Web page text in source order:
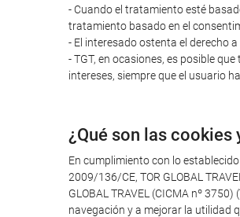
- Cuando el tratamiento esté
tratamiento basado en el
- El interesado ostenta el derecho
- TGT, en ocasiones, es posible
intereses, siempre que el usuario
¿Qué son las
En cumplimiento con lo
2009/136/CE, TOR GLOBAL
GLOBAL TRAVEL (CICMA nº
navegación y a mejorar la utilidad